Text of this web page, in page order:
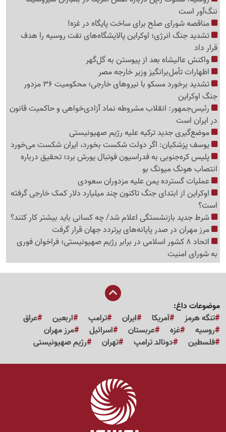
ننگ‌آور است
مناقصه شورای صلح برای ساخت پایگاه در غزه!
تشدید جنگ انرژی؛ اوکراین پالایشگاه‌های نفت روسیه را هدف
قرار داد
واکنش عالیشاه بعد از پیوستن به گل‌گهر
اظهارات تأمل‌برانگیز وزیر خارجه مصر
تشدید برخورد مسکو با نیروهای خارجی؛ محکومیت 36 مزدور
جنگ اوکراین
رئیس‌جمهور: انقلاب مشروطه نماد آزادی‌خواهی و حاکمیت قانون
در ایران است
موضع‌گیری جدید ترکیه علیه رژیم صهیونیستی
یوسف پزشکیان: اگر دولت شکست بخورد، ایران شکست می‌خورد
پلیس کره‌جنوبی به فدراسیون فوتبال یورش برد؛ تحقیق درباره
انتصاب هونگ میونگ بو
عملیات گسترده یمن علیه مزدوران سعودی
اوکراین از ابتدای جنگ تاکنون چند میلیارد دلار کمک خارجی گرفته
است؟
شرط جدید بازنشستگی اعلام شد/ چه کسانی باید بیشتر کار کنند؟
مرز مهران در صدر پایانه‌های پرتردد جهان قرار گرفت
اتحاد 8 کشور اسلامی در برابر رژیم صهیونیستی؛ فراخوان فوری
به شورای امنیت
موضوعات داغ:
تنگه هرمز
آمریکا ایران ترامپ اربعین
عراق
روسیه
غزه عربستان اسرائیل
مرز مهران
فلسطین
دونالد ترامپ تهران رژیم صهیونیستی